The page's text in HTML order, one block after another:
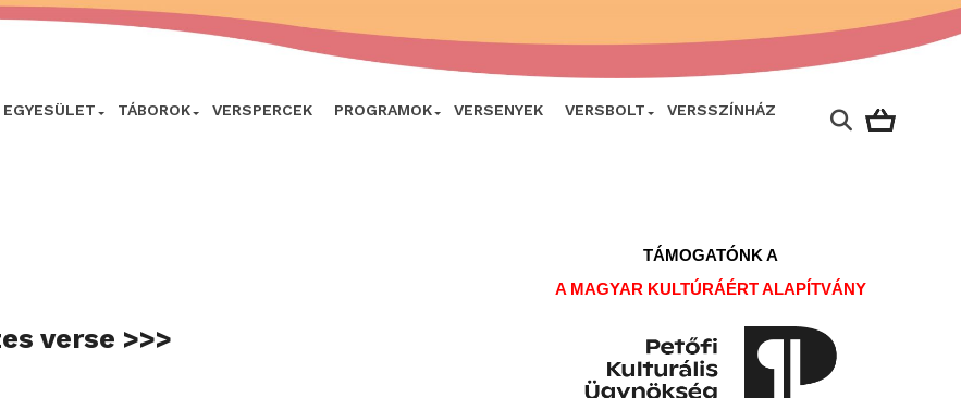
EGYESÜLET TÁBOROK VERSPERCEK PROGRAMOK VERSENYEK VERSBOLT VERSSZÍNHÁZ
verse >>>
TÁMOGATÓNK A
A MAGYAR KULTÚRÁÉRT ALAPÍTVÁNY